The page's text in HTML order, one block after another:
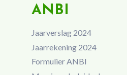
ANBI
Jaarverslag 2024
Jaarrekening 2024
Formulier ANBI